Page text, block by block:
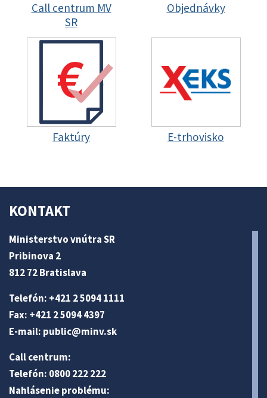
Call centrum MV
SR
Objednávky
Faktúry E-trhovisko
KONTAKT
Ministerstvo vnútra SR
Pribinova 2
812 72 Bratislava
Telefón: +421 2 5094 1111
Fax: +421 2 5094 4397
E-mail: public@minv.sk
Call centrum:
Telefón: 0800 222 222
Nahlásenie problému: